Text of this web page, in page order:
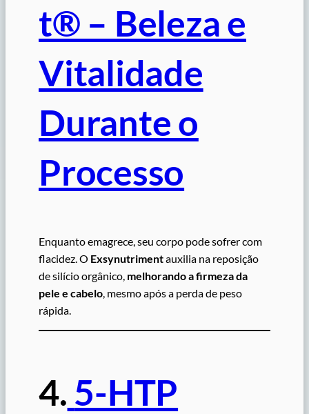
t® – Beleza e
Vitalidade
Durante o
Processo
Enquanto emagrece, seu corpo pode sofrer com
flacidez. O Exsynutrimentauxilia na reposição
de silício orgânico, melhorando a firmeza da
pele e cabelo , mesmo após a perda de peso
rápida.
4. 5-HTP